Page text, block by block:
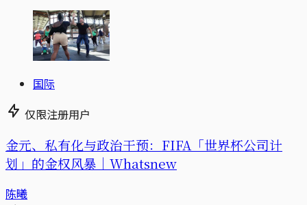
国际
仅限注册用户
金元、私有化与政治干预：FIFA「世界杯公司计
划」的金权风暴｜Whatsnew
陈曦